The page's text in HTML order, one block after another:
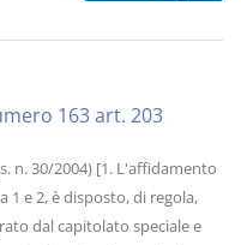
163 art. 203
n. 30/2004) [1. L'affidamento
1 e 2, è disposto, di regola,
dal capitolato speciale e